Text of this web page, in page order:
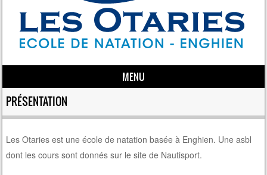
MENU
Skip to content
PRÉSENTATION
Les Otaries est une école de natation basée à Enghien. Une asbl
dont les cours sont donnés sur le site de Nautisport.